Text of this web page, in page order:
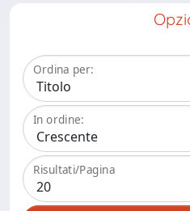
Ordina per:
In ordine:
Risultati/Pagina